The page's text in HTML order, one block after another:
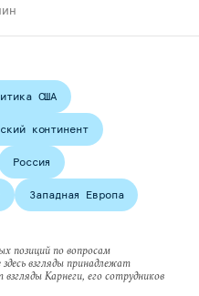
США
континент
Россия
Западная Европа
позиций по вопросам
взгляды принадлежат
Карнеги, его сотрудников